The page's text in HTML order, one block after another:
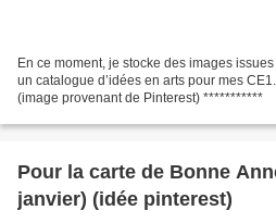
En ce moment, je stocke des images
un catalogue d’idées en arts pour mes
(image provenant de Pinterest) ***********
Pour la carte de Bonne
janvier) (idée pinterest)